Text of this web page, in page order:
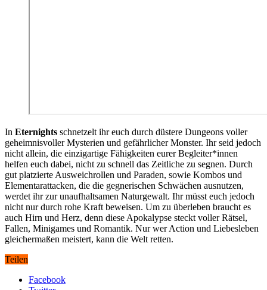
In Eternights schnetzelt ihr euch durch düstere Dungeons voller
geheimnisvoller Mysterien und gefährlicher Monster. Ihr seid jedoch
nicht allein, die einzigartige Fähigkeiten eurer Begleiter*innen
helfen euch dabei, nicht zu schnell das Zeitliche zu segnen. Durch
gut platzierte Ausweichrollen und Paraden, sowie Kombos und
Elementarattacken, die die gegnerischen Schwächen ausnutzen,
werdet ihr zur unaufhaltsamen Naturgewalt. Ihr müsst euch jedoch
nicht nur durch rohe Kraft beweisen. Um zu überleben braucht es
auch Hirn und Herz, denn diese Apokalypse steckt voller Rätsel,
Fallen, Minigames und Romantik. Nur wer Action und Liebesleben
gleichermaßen meistert, kann die Welt retten.
Teilen
Facebook